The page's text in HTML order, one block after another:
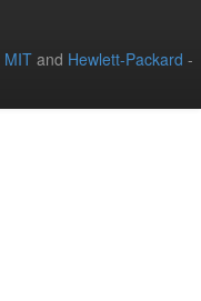
MIT and Hewlett-Packard -